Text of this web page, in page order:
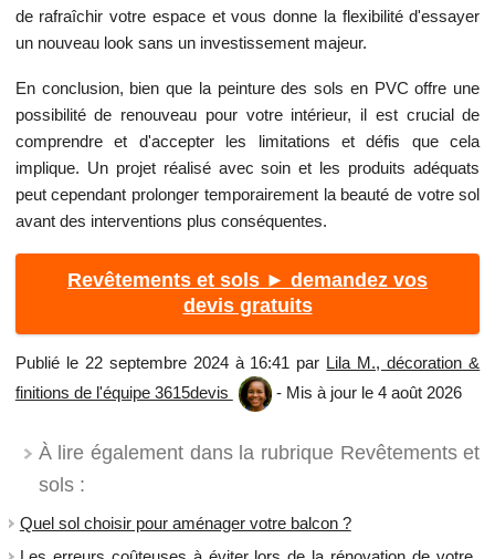
de rafraîchir votre espace et vous donne la flexibilité d'essayer
un nouveau look sans un investissement majeur.
En conclusion, bien que la peinture des sols en PVC offre une
possibilité de renouveau pour votre intérieur, il est crucial de
comprendre et d'accepter les limitations et défis que cela
implique. Un projet réalisé avec soin et les produits adéquats
peut cependant prolonger temporairement la beauté de votre sol
avant des interventions plus conséquentes.
Revêtements et sols ► demandez vos
devis gratuits
Publié le 22 septembre 2024 à 16:41 par Lila M., décoration &
finitions de l'équipe 3615devis
- Mis à jour le 4 août 2026
À lire également dans la rubrique Revêtements et
sols :
​Quel sol choisir pour aménager votre balcon ?